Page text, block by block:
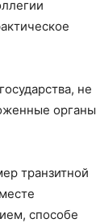
не
органы
транзитной
способе